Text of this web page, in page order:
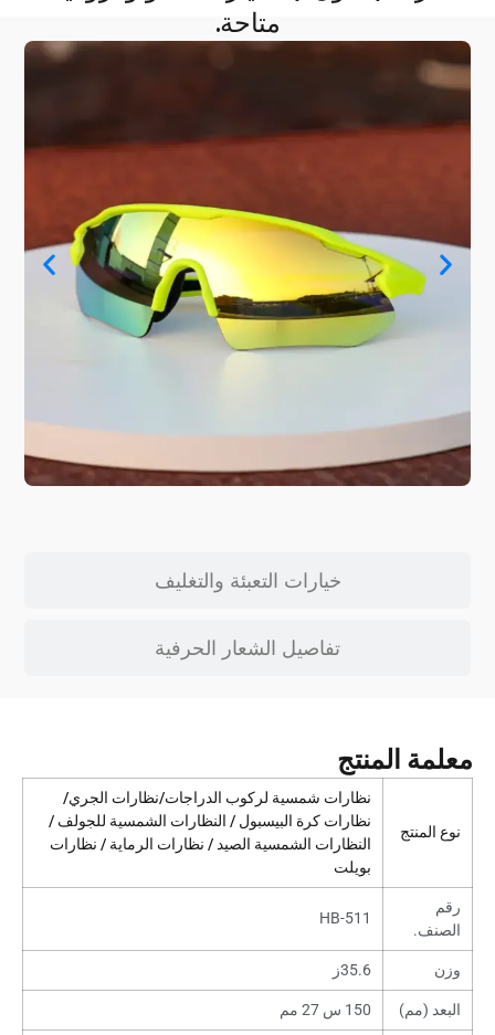
خيارات التعبئة والتغليف
تفاصيل الشعار الحرفية
متاحة.
معلمة المنتج
نوع المنتج
نظارات شمسية لركوب الدراجات/نظارات الجري/
نظارات كرة البيسبول / النظارات الشمسية للجولف /
النظارات الشمسية الصيد / نظارات الرماية / نظارات
بويلت
رقم
الصنف.
HB-511
وزن 35.6ز
البعد (مم) 150 س 27 مم